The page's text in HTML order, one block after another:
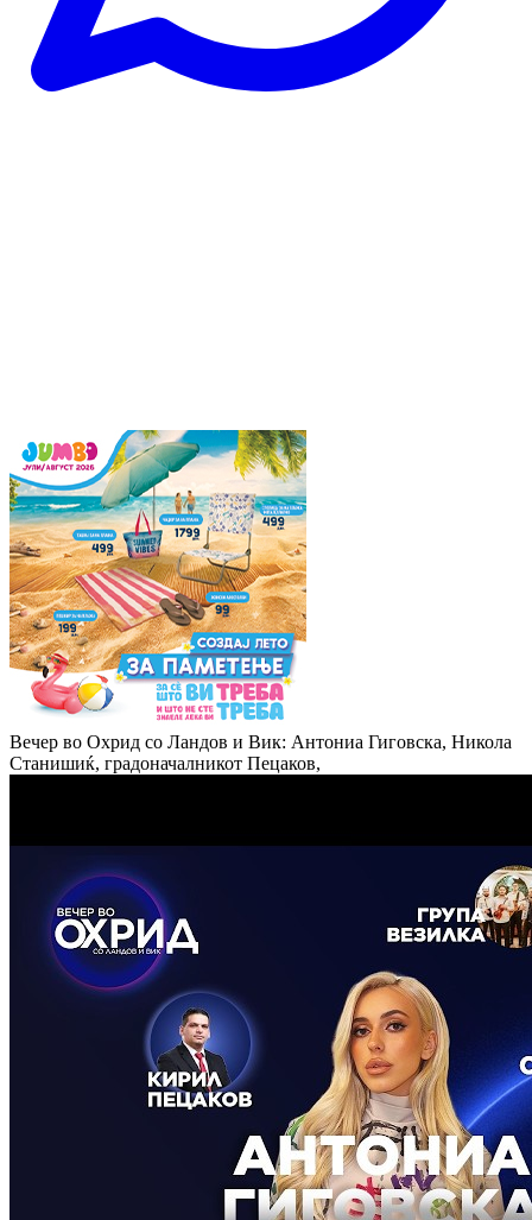
Вечер во Охрид со Ландов и Вик: Антониа Гиговска, Никола
Станишиќ, градоначалникот Пецаков,